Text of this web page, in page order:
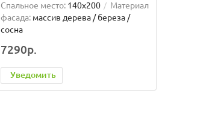
Спальное место: 140x200
Материал
фасада: массив дерева / береза /
сосна
7290р.
Уведомить